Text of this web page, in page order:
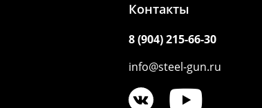
Контакты
8 (904) 215-66-30
info@steel-gun.ru